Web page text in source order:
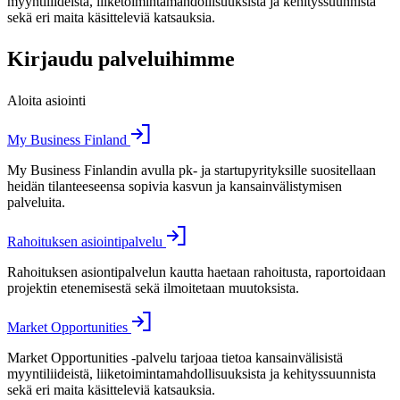
sekä eri maita käsitteleviä katsauksia.
Kirjaudu palveluihimme
Aloita asiointi
My Business Finland
My Business Finlandin avulla pk- ja startupyrityksille suositellaan
heidän tilanteeseensa sopivia kasvun ja kansainvälistymisen
palveluita.
Rahoituksen asiointipalvelu
Rahoituksen asiontipalvelun kautta haetaan rahoitusta, raportoidaan
projektin etenemisestä sekä ilmoitetaan muutoksista.
Market Opportunities
Market Opportunities -palvelu tarjoaa tietoa kansainvälisistä
myyntiliideistä, liiketoimintamahdollisuuksista ja kehityssuunnista
sekä eri maita käsitteleviä katsauksia.